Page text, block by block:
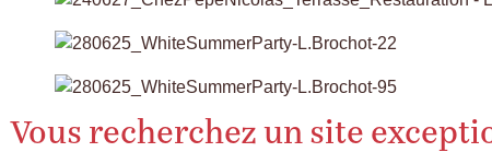
Vous recherchez un site